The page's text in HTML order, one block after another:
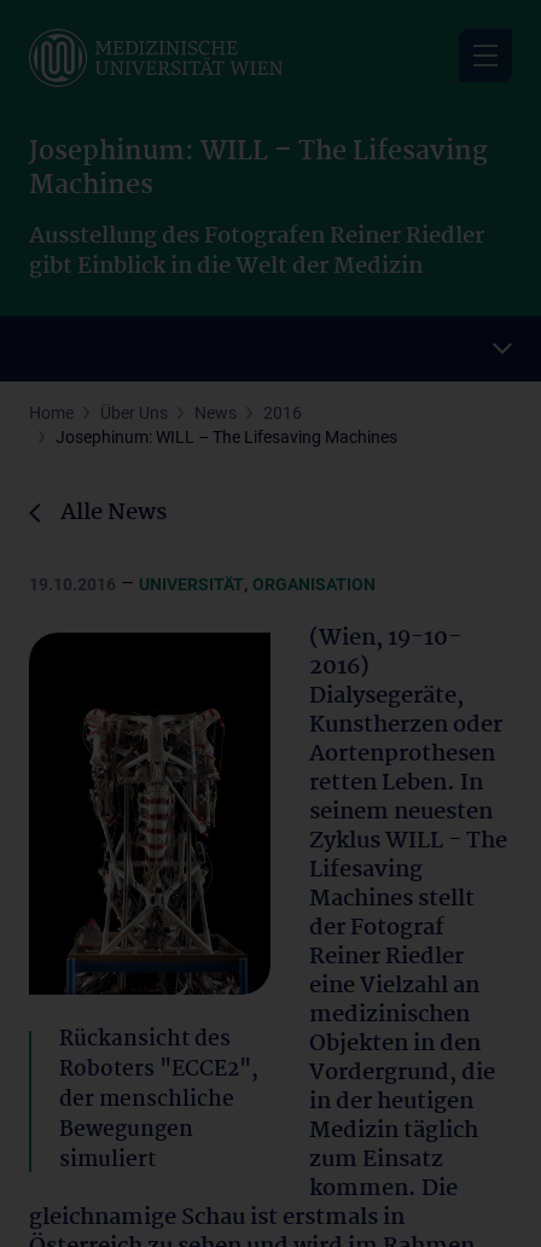
main
Josephinum: WILL – The Lifesaving
Machines
Ausstellung des Fotografen Reiner Riedler
gibt Einblick in die Welt der Medizin
Home Über Uns News
2016
Josephinum: WILL – The Lifesaving Machines
Alle News
19.10.2016 – UNIVERSITÄT, ORGANISATION
Rückansicht des
Roboters "ECCE2",
der menschliche
Bewegungen
simuliert
(Wien, 19-10-
2016)
Dialysegeräte,
Kunstherzen oder
Aortenprothesen
retten Leben. In
seinem neuesten
Zyklus WILL - The
Lifesaving
Machines stellt
der Fotograf
Reiner Riedler
eine Vielzahl an
medizinischen
Objekten in den
Vordergrund, die
in der heutigen
Medizin täglich
zum Einsatz
kommen. Die
gleichnamige Schau ist erstmals in